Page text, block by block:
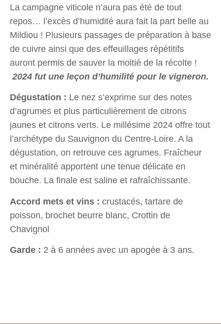
La campagne viticole n’aura pas été de tout
repos… l’excès d’humidité aura fait la part belle au
Mildiou ! Plusieurs passages de préparation à base
de cuivre ainsi que des effeuillages répétitifs
auront permis de sauver la moitié de la récolte !
2024 fut une leçon d’humilité pour le vigneron.
Dégustation : Le nez s’exprime sur des notes
d’agrumes et plus particulièrement de citrons
jaunes et citrons verts. Le millésime 2024 offre tout
l’archétype du Sauvignon du Centre-Loire. A la
dégustation, on retrouve ces agrumes. Fraîcheur
et minéralité apportent une tenue délicate en
bouche. La finale est saline et rafraîchissante.
Accord mets et vins : crustacés, tartare de
poisson, brochet beurre blanc, Crottin de
Chavignol
Garde : 2 à 6 années avec un apogée à 3 ans.